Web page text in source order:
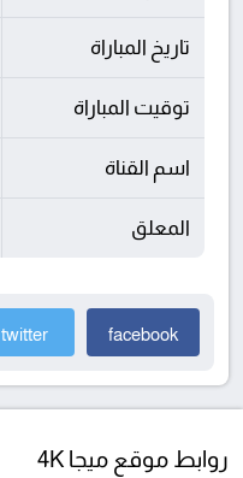
تاريخ المباراة
توقيت المباراة
اسم القناة
المعلق
facebook
twitter
روابط موقع ميجا 4K